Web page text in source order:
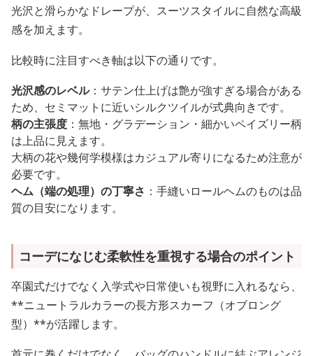
光沢と滑らかなドレープが、スーツスタイルに自然な高級
感を加えます。
比較時に注目すべき軸は以下の通りです。
光沢感のレベル：サテン仕上げは艶が強すぎる場合がある
ため、セミマットに近いシルクツイルが式典向きです。
柄の主張度 ：無地・グラデーション・細かいペイズリー柄
は上品に見えます。
大柄の花や幾何学模様はカジュアル寄りになるため注意が
必要です。
ヘム（端の処理）の丁寧さ ：手縫いロールヘムのものは品
質の目安になります。
コーデになじむ柔軟性を重視する場合のポイント
卒園式だけでなく入学式や日常使いも視野に入れるなら、
**ニュートラルカラーの長方形スカーフ（オブロング
型）**が活躍します。